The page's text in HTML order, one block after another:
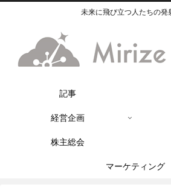
未来に飛び立つ人たちの発
記事
経営企画
株主総会
マーケティング